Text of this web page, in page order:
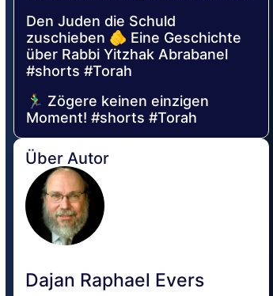
Den Juden die Schuld
zuschieben 🫵 Eine Geschichte
über Rabbi Yitzhak Abrabanel
#shorts #Torah
🏃‍♂️ Zögere keinen einzigen
Moment! #shorts #Torah
Über Autor
Dajan Raphael Evers